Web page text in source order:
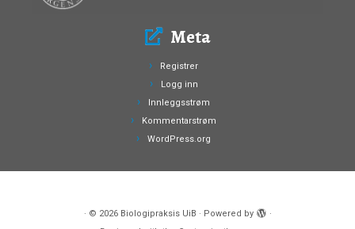
Meta
Registrer
Logg inn
Innleggsstrøm
Kommentarstrøm
WordPress.org
· © 2026 Biologipraksis UiB · Powered by
·